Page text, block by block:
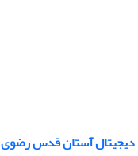
دیجیتال آستان قدس رضوی